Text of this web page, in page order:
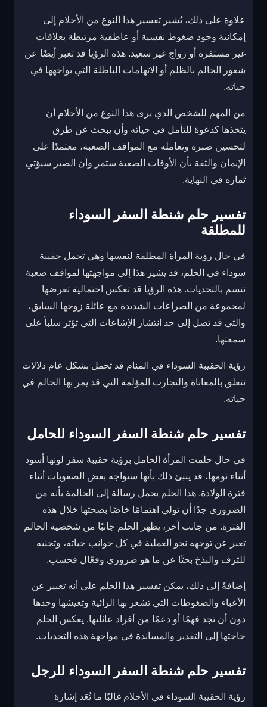
علاوة على ذلك، يُشير تفسير هذا النوع من الأحلام إلى
إمكانية وجود ضغوط نفسية أو عاطفية مرتبطة بعلاقات
غير مستقرة أو زواج غير سعيد. هذه الرؤيا قد تعبر أيضًا عن
شعور الحالم بالظلم أو الاتهامات الباطلة التي يواجهها في
حياته.
من المهم للشخص الذي يرى هذا النوع من الأحلام أن
يتخذها كدعوة للتأمل في حياته وأن يبحث عن طرق
لتحسين صبره وتعامله مع المواقف الصعبة، معتمدًا على
الإيمان والثقة بأن الأوقات الصعبة ستمر وأن الصبر سيؤتي
ثماره في النهاية.
تفسير حلم شنطة السفر السوداء
للمطلقة
في حال رؤية المرأة المطلقة لنفسها وهي تحمل حقيبة
سوداء في الحلم، قد يشير هذا إلى مواجهتها لمواقف صعبة
تتسم بالتحديات. هذه الرؤيا قد تعكس احتمالية تعرضها
لمجموعة من الصراعات الشديدة مع عائلة زوجها السابق،
والتي قد تصل إلى حد انتشار الإشاعات التي تؤثر سلباً على
سمعتها.
رؤية الحقيبة السوداء في المنام قد تحمل بشكل عام دلالات
تتعلق بالمعاناة والتجارب المؤلمة التي قد يمر بها الحالم في
حياته.
تفسير حلم شنطة السفر السوداء للحامل
في حال حلمت المرأة الحامل برؤية حقيبة سفر لونها أسود
أثناء نومها، قد ينبئ ذلك بأنها ستواجه بعض الصعوبات أثناء
فترة الولادة. هذا الحلم يحمل رسالة إلى الحالمة بأنه من
الضروري جدًا أن تولي اهتمامًا خاصًا بصحتها خلال هذه
الفترة. من جانب آخر، يظهر الحلم جانبًا من شخصية الحالم
تعبر عن توجهه نحو العملية في كل جوانب حياته، وتجنبه
للترف والبذخ بحثًا عن ما هو ضروري وفعّال فحسب.
إضافةً إلى ذلك، يمكن تفسير هذا الحلم على أنه تعبير عن
الأعباء والضغوطات التي تشعر بها الرائية وتعيشها وحدها
دون أن تجد فهمًا أو دعمًا من أفراد عائلتها. يعكس الحلم
حاجتها إلى التقدير والمساندة في مواجهة هذه التحديات.
تفسير حلم شنطة السفر السوداء للرجل
رؤية الحقيبة السوداء في الأحلام غالبًا ما تُعَد إشارة